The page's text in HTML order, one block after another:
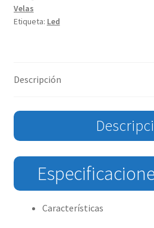
Velas
Etiqueta: Led
Descripción
Características